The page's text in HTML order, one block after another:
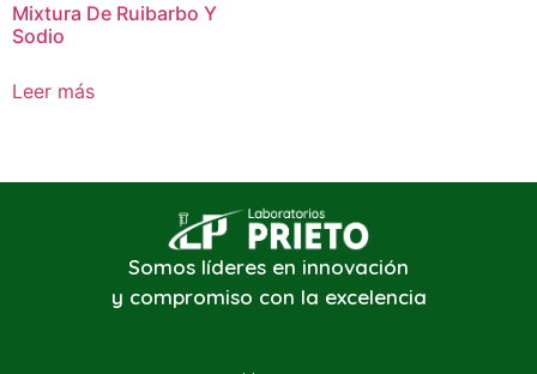
Mixtura De Ruibarbo Y
Sodio
Leer más
Somos líderes en innovación
y compromiso con la excelencia